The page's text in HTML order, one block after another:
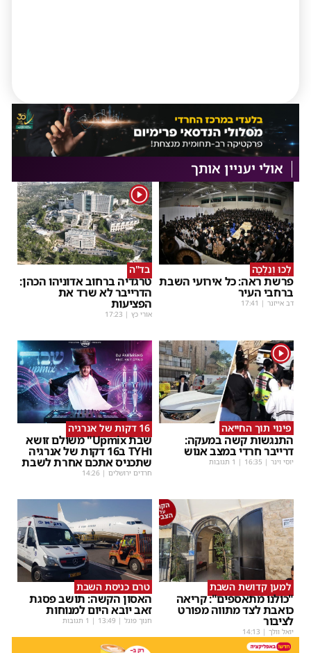
אולי יעניין אותך
לְכוּ וְנֵלְכָה
פרשת ראה: כל אירועי השבת
ברחבי העיר
דב אייזנר |
17:41
1
בד"ה
טרגדיה ברחוב אדוניהו הכהן:
הדרייבר לא שרד את
הפציעות
אורי כץ |
17:23
1
פינוי תוך החייאה
התנגשות קשה במעקה:
דרייבר חרדי במצב אנוש
יוסי וינר |
16:35 | 1 תגובות
16 דקות של אנרגיה
שבת Upmix" משולם זושא
וTYH ב16 דקות של אנרגיה
שתכניס אתכם אחרת לשבת
חרדים ירושלים |
14:26
למען קדושת השבת
"כולנו מתאספים": קריאה
כואבת לצד מתווה מפורט
לציבור
יואל וולך |
14:13
טרם כניסת השבת
האסון הקשה: תושב פסגת
זאב יובא היום למנוחות
חנוך פוגל |
13:49 | 1 תגובות